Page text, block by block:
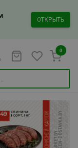
ОТКРЫТЬ
0